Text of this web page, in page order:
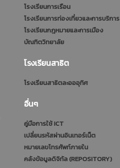
โรงเรียนการเรือน
โรงเรียนการท่องเที่ยวและการบริการ
โรงเรียนกฎหมายและการเมือง
บัณฑิตวิทยาลัย
โรงเรียนสาธิต
โรงเรียนสาธิตละอออุทิศ
อื่นๆ
คู่มือการใช้ ICT
เปลี่ยนรหัสผ่านอินเทอร์เน็ต
หมายเลขโทรศัพท์ภายใน
คลังข้อมูลดิจิทัล (REPOSITORY)